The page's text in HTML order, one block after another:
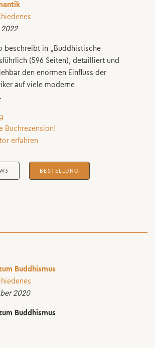
beschreibt in „Buddhistische
(596 Seiten), detailliert und
den enormen Einfluss der
auf viele moderne
Buchrezension!
erfahren
BESTELLUNG
Buddhismus
2020
Buddhismus